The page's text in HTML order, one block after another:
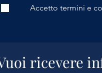
ricevere
Accetto termini e